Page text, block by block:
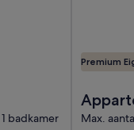
1 badkamer
Premium
het
Max.